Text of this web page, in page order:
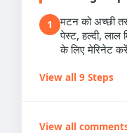
1
मटन को अच्छी
पेस्ट, हल्दी, लाल
के लिए मेरिनेट
View all 9 Steps
View all